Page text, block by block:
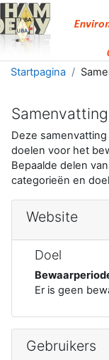
Ga naar hoofdinhoud
Startpagina
Deze
doelen voor het
Bepaalde delen
categorieën en
Website
Doel
Er is geen
Gebruikers